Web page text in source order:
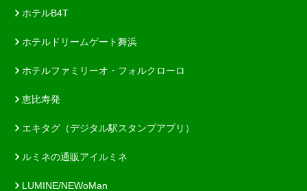
ホテルB4T
ホテルドリームゲート舞浜
ホテルファミリーオ・フォルクローロ
恵比寿発
エキタグ（デジタル駅スタンプアプリ）
ルミネの通販アイルミネ
LUMINE/NEWoMan